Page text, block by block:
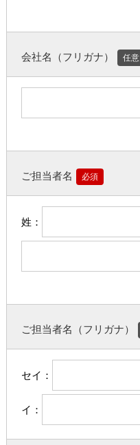
会社名（フリガナ） 任意
ご担当者名 必須
姓：
ご担当者名（フリガナ）
セイ：
イ：